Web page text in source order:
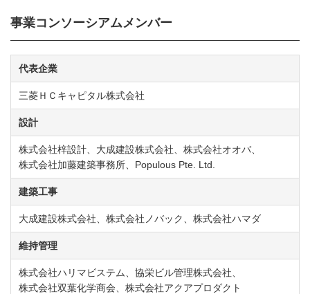
事業コンソーシアムメンバー
代表企業
三菱ＨＣキャピタル株式会社
設計
株式会社梓設計、大成建設株式会社、株式会社オオバ、
株式会社加藤建築事務所、Populous Pte. Ltd.
建築工事
大成建設株式会社、株式会社ノバック、株式会社ハマダ
維持管理
株式会社ハリマビステム、協栄ビル管理株式会社、
株式会社双葉化学商会、株式会社アクアプロダクト